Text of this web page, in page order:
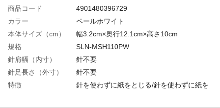
商品コード
4901480396729
カラー
ペールホワイト
本体サイズ（cm）
幅3.2cm×奥行12.1cm×高さ10cm
規格
SLN-MSH110PW
針肩幅（内寸）
針不要
針足長さ（外寸）
針不要
特徴
針を使わずに紙をとじる/針を使わずに紙を